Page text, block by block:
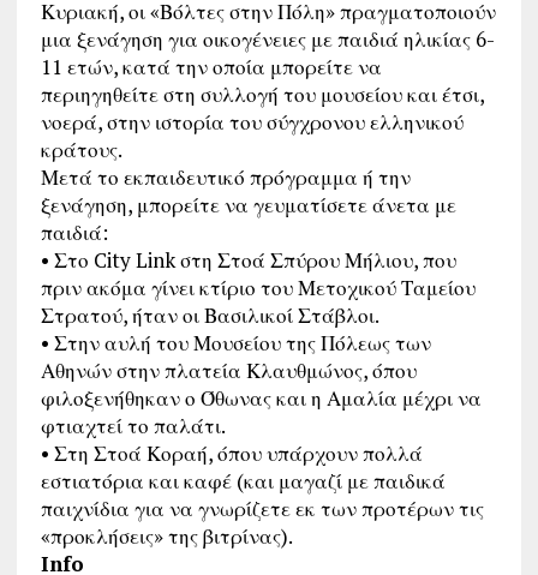
Κυριακή, οι «Βόλτες στην Πόλη» πραγματοποιούν
μια ξενάγηση για οικογένειες με παιδιά ηλικίας 6-
11 ετών, κατά την οποία μπορείτε να
περιηγηθείτε στη συλλογή του μουσείου και έτσι,
νοερά, στην ιστορία του σύγχρονου ελληνικού
κράτους.
Μετά το εκπαιδευτικό πρόγραμμα ή την
ξενάγηση, μπορείτε να γευματίσετε άνετα με
παιδιά:
• Στο City Link στη Στοά Σπύρου Μήλιου, που
πριν ακόμα γίνει κτίριο του Μετοχικού Ταμείου
Στρατού, ήταν οι Βασιλικοί Στάβλοι.
• Στην αυλή του Μουσείου της Πόλεως των
Αθηνών στην πλατεία Κλαυθμώνος, όπου
φιλοξενήθηκαν ο Όθωνας και η Αμαλία μέχρι να
φτιαχτεί το παλάτι.
• Στη Στοά Κοραή, όπου υπάρχουν πολλά
εστιατόρια και καφέ (και μαγαζί με παιδικά
παιχνίδια για να γνωρίζετε εκ των προτέρων τις
«προκλήσεις» της βιτρίνας).
Info